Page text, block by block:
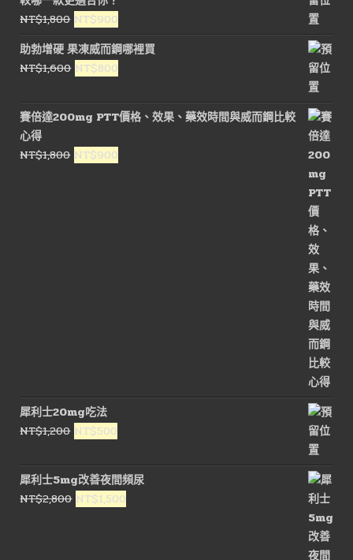
NT$1,800 原
始
價
格：
NT$900
前
價
格：
助勃增硬 果凍威而鋼哪裡買
NT$1,600 原
價
格：
NT$1,600。
NT$800
價
格：
NT$800。
賽倍達200mg PTT價格、效果、藥效時間與威而鋼比較
心得
NT$1,800 原
NT$900
犀利士20mg吃法
NT$1,200 原
價
格：
NT$1,200。
NT$500
價
格：
NT$500。
犀利士5mg改善夜間頻尿
NT$2,800 原
NT$1,500